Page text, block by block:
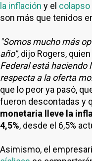
la inflación y el
son más que tenidos
"Somos mucho más
año", dijo Rogers,
Federal está haciendo
respecta a la oferta
que lo peor ya pasó,
fueron descontadas y
monetaria lleve la
4,5%, desde el 6,5%
Asimismo, el